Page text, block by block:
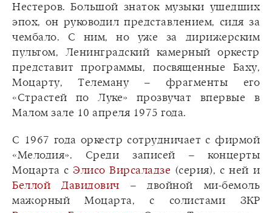
Нестеров. Большой знаток музыки ушедших
эпох, он руководил представлением, сидя за
чембало. С ним, но уже за дирижерским
пультом, Ленинградский камерный оркестр
представит программы, посвященные Баху,
Моцарту, Телеману – фрагменты его
«Страстей по Луке» прозвучат впервые в
Малом зале 10 апреля 1975 года.
С 1967 года оркестр сотрудничает с фирмой
«Мелодия». Среди записей – концерты
Моцарта сЭлисо Вирсаладзе (серия), с ней и
Беллой Давидович – двойной ми-бемоль
мажорный Моцарта, с солистами ЗКР